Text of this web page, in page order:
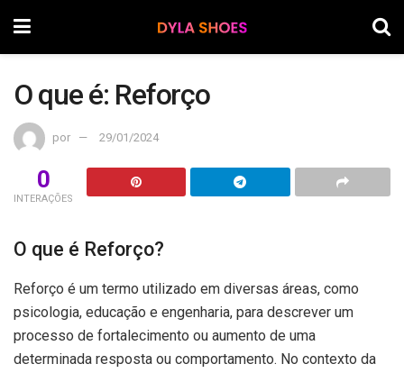
O que é: Reforço
por 29/01/2024
0
INTERAÇÕES
O que é Reforço?
Reforço é um termo utilizado em diversas áreas, como
psicologia, educação e engenharia, para descrever um
processo de fortalecimento ou aumento de uma
determinada resposta ou comportamento. No contexto da